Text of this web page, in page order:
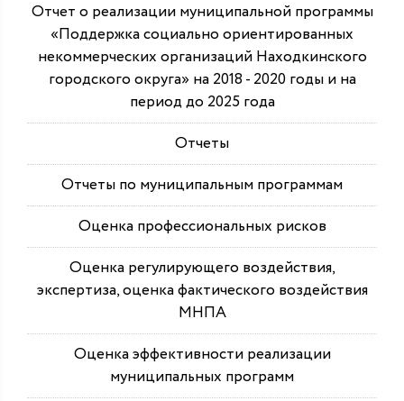
Отчет о реализации муниципальной программы
«Поддержка социально ориентированных
некоммерческих организаций Находкинского
городского округа» на 2018 - 2020 годы и на
период до 2025 года
Отчеты
Отчеты по муниципальным программам
Оценка профессиональных рисков
Оценка регулирующего воздействия,
экспертиза, оценка фактического воздействия
МНПА
Оценка эффективности реализации
муниципальных программ